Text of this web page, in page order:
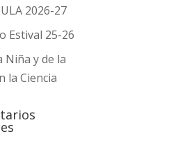
2026-27
Estival 25-26
Niña y de la
la Ciencia